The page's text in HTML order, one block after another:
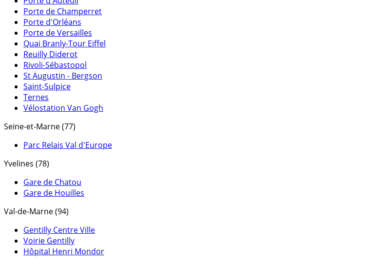
Porte de Champerret
Porte d'Orléans
Porte de Versailles
Quai Branly-Tour Eiffel
Reuilly Diderot
Rivoli-Sébastopol
St Augustin - Bergson
Saint-Sulpice
Ternes
Vélostation Van Gogh
Seine-et-Marne (77)
Parc Relais Val d'Europe
Yvelines (78)
Gare de Chatou
Gare de Houilles
Val-de-Marne (94)
Gentilly Centre Ville
Voirie Gentilly
Hôpital Henri Mondor